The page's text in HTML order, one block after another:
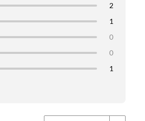
2
1
0
0
1